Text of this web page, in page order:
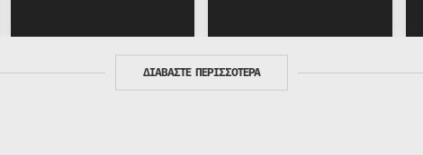
ΔΙΑΒΑΣΤΕ ΠΕΡΙΣΣΟΤΕΡΑ